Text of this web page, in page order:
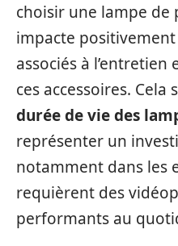
choisir une lampe
impacte
associés à
ces accessoires.
durée de vie des
représenter un
notamment dans les
requièrent des
performants au